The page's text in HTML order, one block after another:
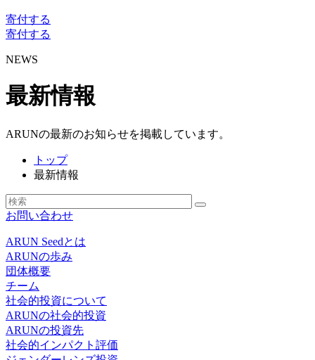
寄付する
寄付する
NEWS
最新情報
ARUNの最新のお知らせを掲載しています。
トップ
最新情報
お問い合わせ
ARUN Seedとは
ARUNの歩み
団体概要
チーム
社会的投資について
ARUNの社会的投資
ARUNの投資先
社会的インパクト評価